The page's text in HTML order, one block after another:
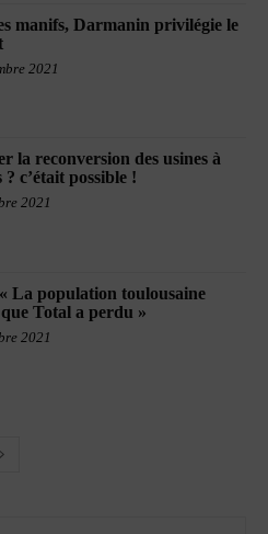
manifs, Darmanin privilégie le
2021
la reconversion des usines à
? c’était possible !
2021
La population toulousaine
Total a perdu »
2021